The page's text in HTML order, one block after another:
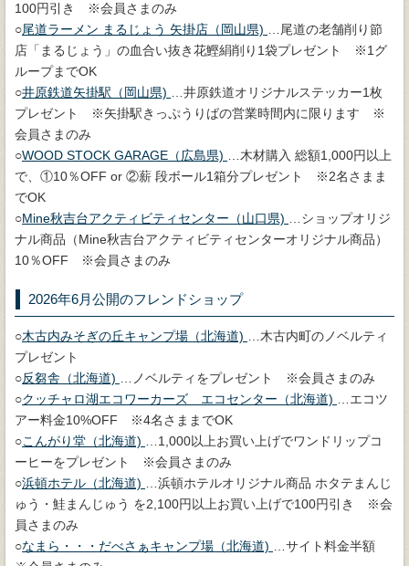
100円引き ※会員さまのみ
○尾道ラーメン まるじょう 矢掛店（岡山県)
…尾道の老舗削り節
店「まるじょう」の血合い抜き花鰹絹削り1袋プレゼント ※1グ
ループまでOK
○井原鉄道矢掛駅（岡山県)
…井原鉄道オリジナルステッカー1枚
プレゼント ※矢掛駅きっぷうりばの営業時間内に限ります ※
会員さまのみ
○WOOD STOCK GARAGE（広島県)
…木材購入 総額1,000円以上
で、①10％OFF or ②薪 段ボール1箱分プレゼント ※2名さまま
でOK
○Mine秋吉台アクティビティセンター（山口県)
…ショップオリジ
ナル商品（Mine秋吉台アクティビティセンターオリジナル商品）
10％OFF ※会員さまのみ
2026年6月公開のフレンドショップ
○木古内みそぎの丘キャンプ場（北海道)
…木古内町のノベルティ
プレゼント
○反芻舎（北海道)
…ノベルティをプレゼント ※会員さまのみ
○クッチャロ湖エコワーカーズ エコセンター（北海道)
…エコツ
アー料金10%OFF ※4名さままでOK
○こんがり堂（北海道)
…1,000以上お買い上げでワンドリップコ
ーヒーをプレゼント ※会員さまのみ
○浜頓ホテル（北海道)
…浜頓ホテルオリジナル商品 ホタテまんじ
ゅう・鮭まんじゅう を2,100円以上お買い上げで100円引き ※会
員さまのみ
○なまら・・・だべさぁキャンプ場（北海道)
…サイト料金半額